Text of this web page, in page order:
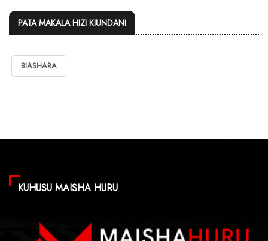
PATA MAKALA HIZI KIUNDANI
BIASHARA
KUHUSU MAISHA HURU